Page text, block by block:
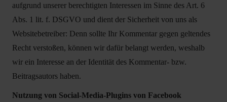
aufgrund unserer berechtigten Interessen im Sinne des Art. 6
Abs. 1 lit. f. DSGVO und dient der Sicherheit von uns als
Websitebetreiber: Denn sollte Ihr Kommentar gegen geltendes
Recht verstoßen, können wir dafür belangt werden, weshalb
wir ein Interesse an der Identität des Kommentar- bzw.
Beitragsautors haben.
Nutzung von Social-Media-Plugins von Facebook